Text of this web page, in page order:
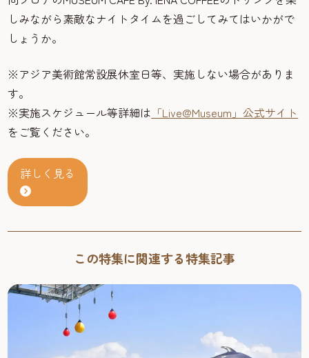
しみながら素敵なナイトタイムを過ごしてみてはいかがで
しょうか。
※アジア美術館常設展休室日等、実施しない場合がありま
す。
※実施スケジュール等詳細は 「Live@Museum」公式サイト
をご覧ください。
詳しく見る
この特集に関連する特集記事